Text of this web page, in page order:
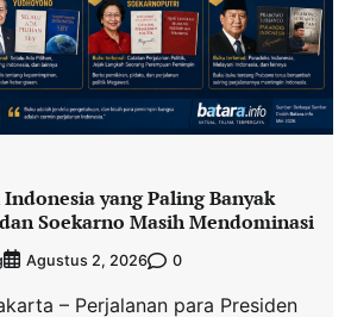
yang Paling Banyak
Soekarno Masih Mendominasi
Agustus 2, 2026 0
– Perjalanan para Presiden